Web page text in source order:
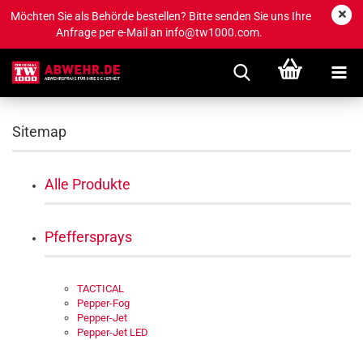
Möchten Sie als Behörde bestellen? Bitte senden Sie uns Ihre
Anfrage per e-Mail an info@tw1000.com.
Sitemap
Alle Produkte
Pfeffersprays
TACTICAL
Pepper-Fog
Pepper-Jet
Pepper-Jet LED